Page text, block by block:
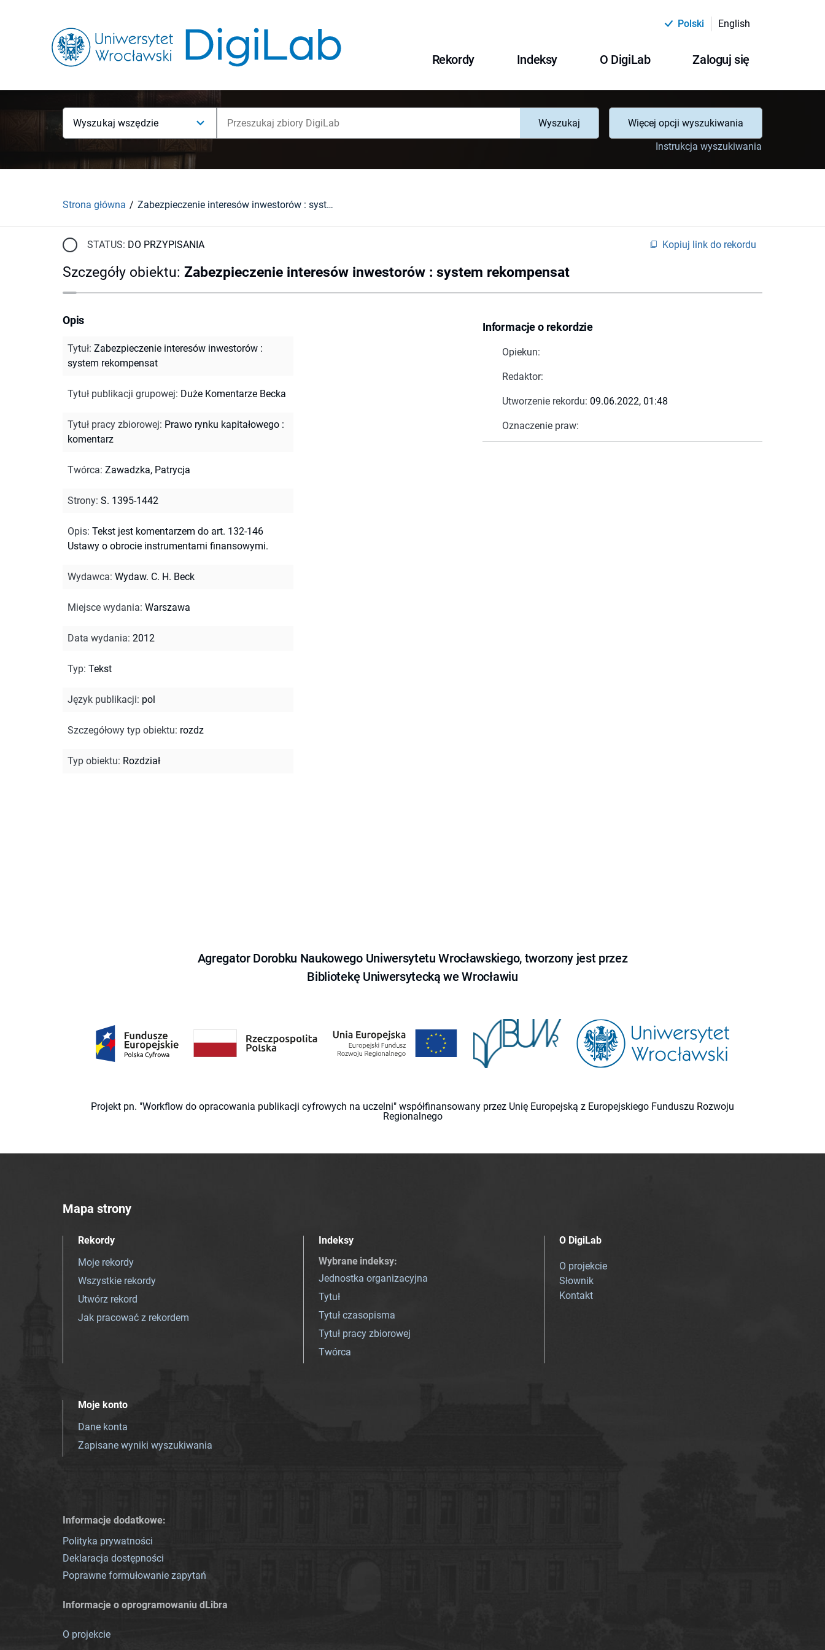
Polski English
Rekordy Indeksy O DigiLab Zaloguj się
Wyszukaj wszędzie Wyszukaj
Więcej opcji wyszukiwania
Instrukcja wyszukiwania
Strona główna Zabezpieczenie interesów inwestorów : system rekompensat
STATUS: DO PRZYPISANIA Kopiuj link do rekordu
Szczegóły obiektu: Zabezpieczenie interesów inwestorów : system rekompensat
Informacje o rekordzie
Opiekun:
Redaktor:
Utworzenie rekordu: 09.06.2022, 01:48
Oznaczenie praw:
Opis
Tytuł: Zabezpieczenie interesów inwestorów :
system rekompensat
Tytuł publikacji grupowej: Duże Komentarze Becka
Tytuł pracy zbiorowej: Prawo rynku kapitałowego :
komentarz
Twórca: Zawadzka, Patrycja
Strony: S. 1395-1442
Opis: Tekst jest komentarzem do art. 132-146
Ustawy o obrocie instrumentami finansowymi.
Wydawca: Wydaw. C. H. Beck
Miejsce wydania: Warszawa
Data wydania: 2012
Typ: Tekst
Język publikacji: pol
Szczegółowy typ obiektu: rozdz
Typ obiektu: Rozdział
Agregator Dorobku Naukowego Uniwersytetu Wrocławskiego, tworzony jest przez
Bibliotekę Uniwersytecką we Wrocławiu
Projekt pn. "Workflow do opracowania publikacji cyfrowych na uczelni" współfinansowany przez Unię Europejską z Europejskiego Funduszu Rozwoju
Regionalnego
Mapa strony
Rekordy
Moje rekordy
Wszystkie rekordy
Utwórz rekord
Jak pracować z rekordem
Indeksy
Wybrane indeksy:
Jednostka organizacyjna
Tytuł
Tytuł czasopisma
Tytuł pracy zbiorowej
Twórca
O DigiLab
O projekcie
Słownik
Kontakt
Moje konto
Dane konta
Zapisane wyniki wyszukiwania
Informacje dodatkowe:
Polityka prywatności
Deklaracja dostępności
Poprawne formułowanie zapytań
Informacje o oprogramowaniu dLibra
O projekcie